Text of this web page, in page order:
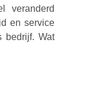
veranderd
en service
bedrijf. Wat